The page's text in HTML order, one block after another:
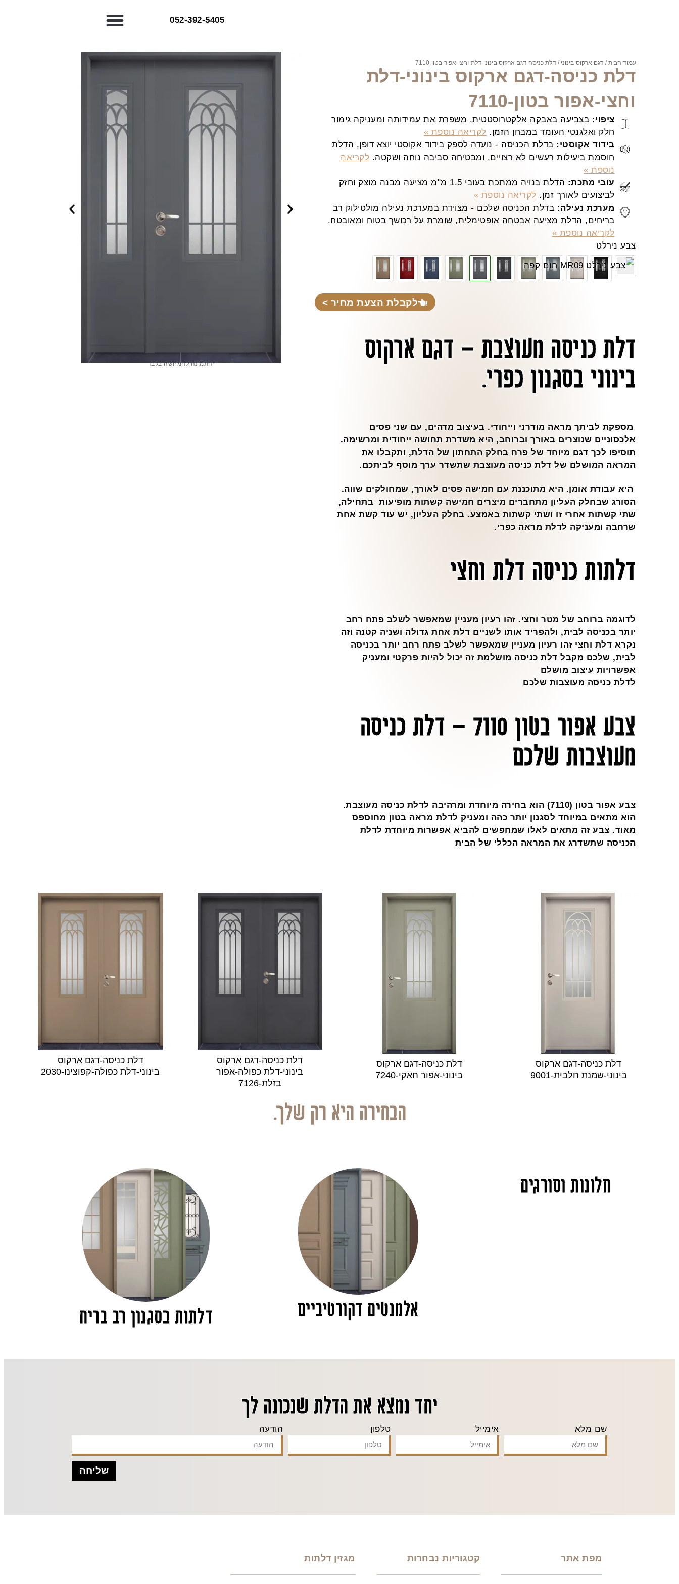
052-392-5405⁩
עמוד הבית/ דגם ארקוס בינוני / דלת כניסה-דגם ארקוס בינוני-דלת וחצי-אפור בטון-7110
דלת כניסה-דגם ארקוס בינוני-דלת
וחצי-אפור בטון-7110
ציפוי: בצביעה באבקה אלקטרוסטטית, משפרת את עמידותה ומעניקה גימור
חלק ואלגנטי העומד במבחן הזמן. לקריאה נוספת »
בידוד אקוסטי: בדלת הכניסה - נועדה לספק בידוד אקוסטי יוצא דופן, הדלת
חוסמת ביעילות רעשים לא רצויים, ומבטיחה סביבה נוחה ושקטה. לקריאה
נוספת »
עובי מתכת:
הדלת בנויה ממתכת בעובי 1.5 מ"מ מציעה מבנה מוצק וחזק
לביצועים לאורך זמן. לקריאה נוספת »
מערכת נעילה: בדלת הכניסה שלכם - מצוידת במערכת נעילה מולטילוק רב
בריחים, הדלת מציעה אבטחה אופטימלית, שומרת על רכושך בטוח ומאובטח.
לקריאה נוספת »
צבע נירלט
לקבלת הצעת מחיר >
דלת כניסה מעוצבת – דגם ארקוס
בינוני בסגנון כפרי.
מספקת לביתך מראה מודרני וייחודי. בעיצוב מדהים, עם שני פסים
אלכסוניים שנוצרים באורך וברוחב, היא משדרת תחושה ייחודית ומרשימה.
תוסיפו לכך דגם מיוחד של פרח בחלק התחתון של הדלת, ותקבלו את
המראה המושלם של דלת כניסה מעוצבת שתשדר ערך מוסף לביתכם.
היא עבודת אומן. היא מתוכננת עם חמישה פסים לאורך, שמחולקים שווה.
הסורג שבחלק העליון מתחברים מיצרים חמישה קשתות מופיעות בתחילה,
שתי קשתות אחרי זו ושתי קשתות באמצע. בחלק העליון, יש עוד קשת אחת
שרחבה ומעניקה לדלת מראה כפרי.
דלתות כניסה דלת וחצי
לדוגמה ברוחב של מטר וחצי. זהו רעיון מעניין שמאפשר לשלב פתח רחב
יותר בכניסה לבית, ולהפריד אותו לשניים דלת אחת גדולה ושניה קטנה וזה
נקרא דלת וחצי זהו רעיון מעניין שמאפשר לשלב פתח רחב יותר בכניסה
לבית, שלכם מקבל דלת כניסה מושלמת זה יכול להיות פרקטי ומעניק
אפשרויות עיצוב מושלם
לדלת כניסה מעוצבות שלכם
צבע אפור בטון 7110 – דלת כניסה
מעוצבות שלכם
צבע אפור בטון (7110) הוא בחירה מיוחדת ומרהיבה לדלת כניסה מעוצבת.
הוא מתאים במיוחד לסגנון יותר כהה ומעניק לדלת מראה בטון מחוספס
מאוד. צבע זה מתאים לאלו שמחפשים להביא אפשרות מיוחדת לדלת
הכניסה שתשדרג את המראה הכללי של הבית
*התמונה להמחשה בלבד
דלת כניסה-דגם ארקוס
בינוני-שמנת חלבית-9001
דלת כניסה-דגם ארקוס
בינוני-אפור חאקי-7240
דלת כניסה-דגם ארקוס
בינוני-דלת כפולה-אפור
בזלת-7126
דלת כניסה-דגם ארקוס
בינוני-דלת כפולה-קפוצינו-2030
הבחירה היא רק שלך.
חלונות וסורגים
אלמנטים דקורטיביים דלתות בסגנון רב בריח
יחד נמצא את הדלת שנכונה לך
שם מלא אימייל טלפון הודעה
שליחה
מפת אתר קטגוריות נבחרות מגזין דלתות